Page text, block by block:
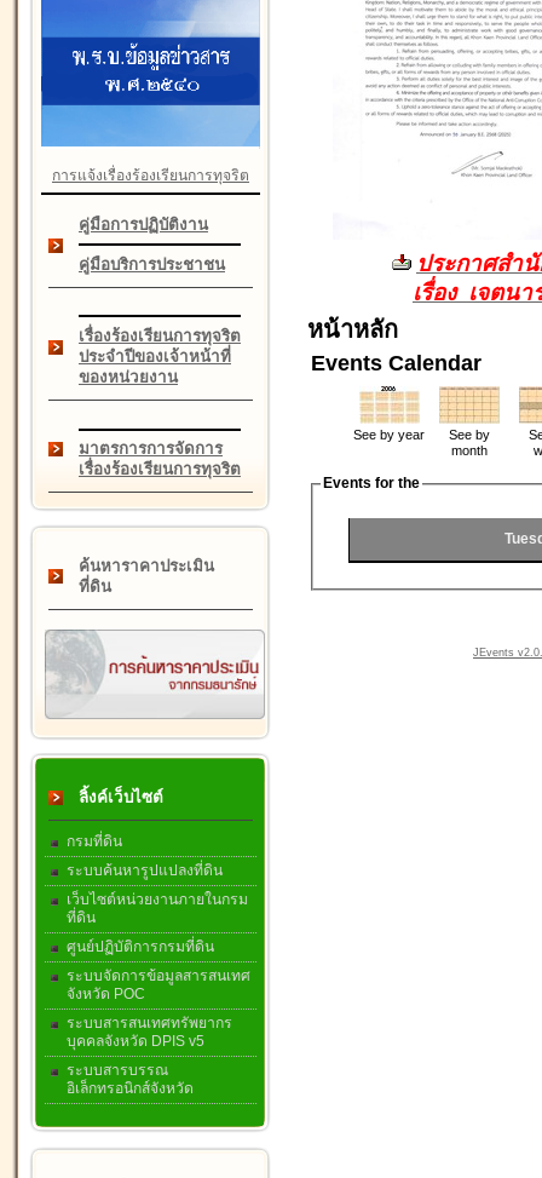
การแจ้งเรื่องร้องเรียนการทุจริต
คู่มือการปฏิบัติงาน
คู่มือบริการประชาชน
เรื่องร้องเรียนการทุจริต
ประจำปีของเจ้าหน้าที่
ของหน่วยงาน
มาตรการการจัดการ
เรื่องร้องเรียนการทุจริต
ค้นหาราคาประเมิน
ที่ดิน
ลิ้งค์เว็บไซต์
กรมที่ดิน
ระบบค้นหารูปแปลงที่ดิน
เว็บไซต์หน่วยงานภายในกรม
ที่ดิน
ศูนย์ปฏิบัติการกรมที่ดิน
ระบบจัดการข้อมูลสารสนเทศ
จังหวัด POC
ระบบสารสนเทศทรัพยากร
บุคคลจังหวัด DPIS v5
ระบบสารบรรณ
อิเล็กทรอนิกส์จังหวัด
ประกาศสำ
เรื่อง เจตน
หน้าหลัก
Events Calendar
See by year
See by
month
Events for the
JEvents